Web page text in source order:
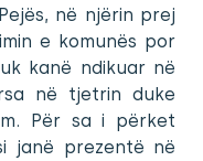
në njërin prej
e komunës por
kanë ndikuar në
në tjetrin duke
Për sa i përket
janë prezentë në